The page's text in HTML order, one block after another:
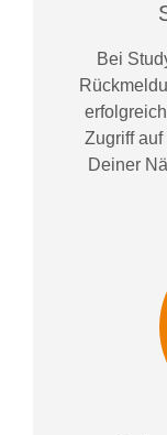
Bei
Zugriff
Deiner